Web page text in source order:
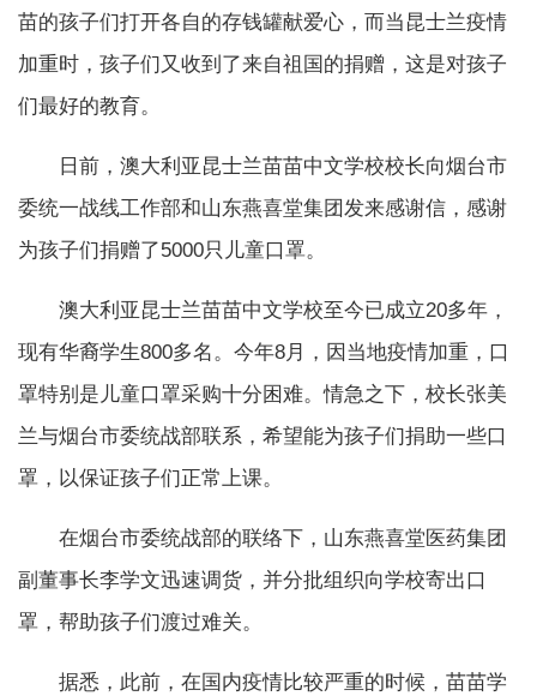
苗的孩子们打开各自的存钱罐献爱心，而当昆士兰疫情
加重时，孩子们又收到了来自祖国的捐赠，这是对孩子
们最好的教育。
日前，澳大利亚昆士兰苗苗中文学校校长向烟台市
委统一战线工作部和山东燕喜堂集团发来感谢信，感谢
为孩子们捐赠了5000只儿童口罩。
澳大利亚昆士兰苗苗中文学校至今已成立20多年，
现有华裔学生800多名。今年8月，因当地疫情加重，口
罩特别是儿童口罩采购十分困难。情急之下，校长张美
兰与烟台市委统战部联系，希望能为孩子们捐助一些口
罩，以保证孩子们正常上课。
在烟台市委统战部的联络下，山东燕喜堂医药集团
副董事长李学文迅速调货，并分批组织向学校寄出口
罩，帮助孩子们渡过难关。
据悉，此前，在国内疫情比较严重的时候，苗苗学